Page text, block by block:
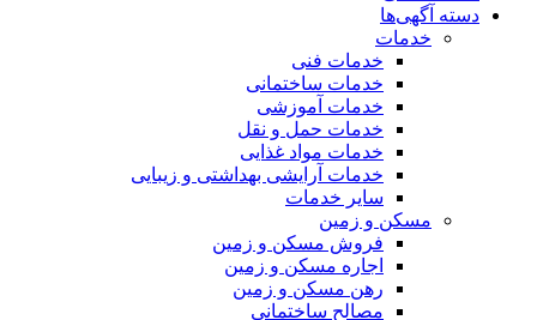
آگهی‌ها
خدمات
خدمات فنی
خدمات ساختمانی
خدمات آموزشی
خدمات حمل و نقل
خدمات مواد غذایی
خدمات آرایشی بهداشتی و زیبایی
سایر خدمات
مسکن و زمین
فروش مسکن و زمین
اجاره مسکن و زمین
رهن مسکن و زمین
مصالح ساختمانی